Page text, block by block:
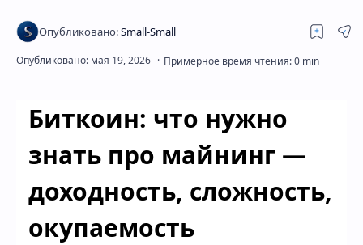
Скрытое меню
Биткоин: что нужно
знать про майнинг —
доходность, сложность,
окупаемость